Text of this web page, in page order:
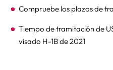
Compruebe los plazos de
Tiempo de tramitación de
visado H-1B de 2021